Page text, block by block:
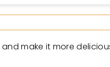
make it more